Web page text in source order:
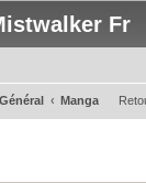
Fr
Manga